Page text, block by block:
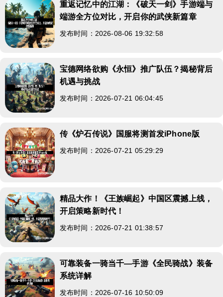
重返记忆中的江湖：《破天一剑》手游端与
端游全方位对比，开启你的武侠新篇章
发布时间：2026-08-06 19:32:58
宝德网络欲购《永恒》推广队伍？揭秘背后
机遇与挑战
发布时间：2026-07-21 06:04:45
传《炉石传说》国服将测首发iPhone版
发布时间：2026-07-21 05:29:29
精品大作！《王族崛起》中国区震撼上线，
开启策略新时代！
发布时间：2026-07-21 01:38:57
可靠装备一骑当千—手游《全民骑战》装备
系统详解
发布时间：2026-07-16 10:50:09